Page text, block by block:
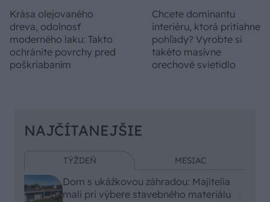
Krása olejovaného
dreva, odolnosť
moderného laku: Takto
ochránite povrchy pred
poškriabaním
Chcete dominantu
interiéru, ktorá pritiahne
pohľady? Vyrobte si
takéto masívne
orechové svietidlo
NAJČÍTANEJŠIE
TÝŽDEŇ MESIAC
Dom s ukážkovou záhradou: Majitelia
mali pri výbere stavebného materiálu